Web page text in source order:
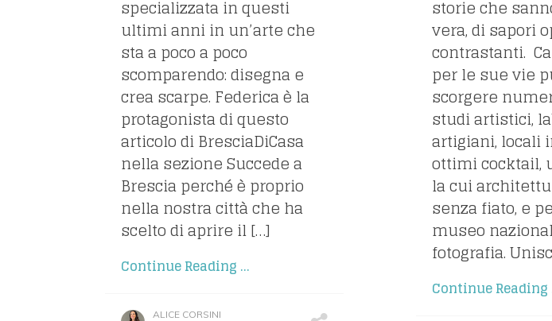
specializzata in questi
ultimi anni in un’arte che
sta a poco a poco
scomparendo: disegna e
crea scarpe. Federica è la
protagonista di questo
articolo di BresciaDiCasa
nella sezione Succede a
Brescia perché è proprio
nella nostra città che ha
scelto di aprire il […]
Continue Reading ...
ALICE CORSINI
storie che
vera, di sapori
contrastanti.
per le sue vie
scorgere
studi artistici,
artigiani, locali
ottimi cocktail,
la cui
senza fiato, e
museo
fotografia.
Continue Reading